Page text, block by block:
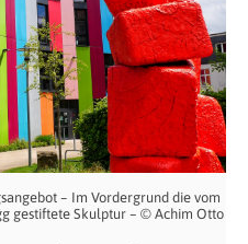
– Im Vordergrund die vom
gestiftete Skulptur – © Achim Otto